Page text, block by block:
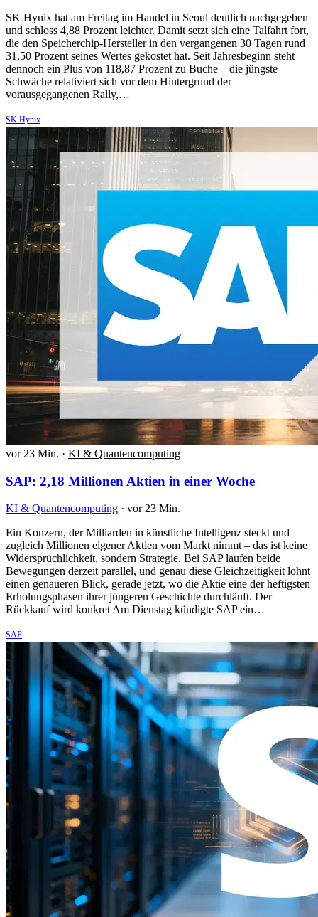
SK Hynix hat am Freitag im Handel in Seoul deutlich nachgegeben
und schloss 4,88 Prozent leichter. Damit setzt sich eine Talfahrt fort,
die den Speicherchip-Hersteller in den vergangenen 30 Tagen rund
31,50 Prozent seines Wertes gekostet hat. Seit Jahresbeginn steht
dennoch ein Plus von 118,87 Prozent zu Buche – die jüngste
Schwäche relativiert sich vor dem Hintergrund der
vorausgegangenen Rally,…
SK Hynix
vor 23 Min. · KI & Quantencomputing
SAP: 2,18 Millionen Aktien in einer Woche
KI & Quantencomputing · vor 23 Min.
Ein Konzern, der Milliarden in künstliche Intelligenz steckt und
zugleich Millionen eigener Aktien vom Markt nimmt – das ist keine
Widersprüchlichkeit, sondern Strategie. Bei SAP laufen beide
Bewegungen derzeit parallel, und genau diese Gleichzeitigkeit lohnt
einen genaueren Blick, gerade jetzt, wo die Aktie eine der heftigsten
Erholungsphasen ihrer jüngeren Geschichte durchläuft. Der
Rückkauf wird konkret Am Dienstag kündigte SAP ein…
SAP